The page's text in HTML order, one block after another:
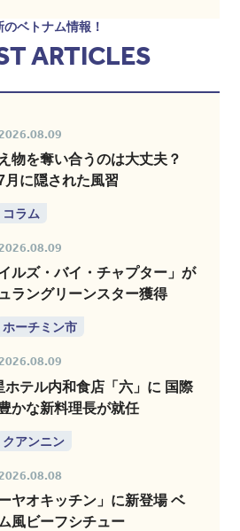
のベトナム情報！
ARTICLES
物を奪い合うのは大丈夫？
月に隠された風習
コラム
イルズ・バイ・チャプター」が
ラングリーンスター獲得
ホーチミン市
ホテル内和食店「六」に 国際
かな新料理長が就任
クアンニン
ーヤオキッチン」に新登場 ベ
風ビーフシチュー